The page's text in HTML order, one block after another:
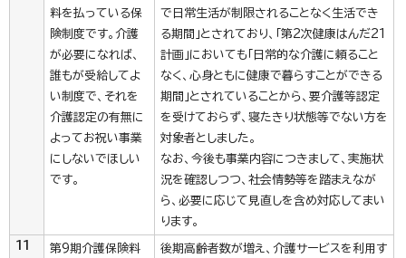
料を払っている保
険制度です。介護
が必要になれば、
誰もが受給してよ
い制度で、それを
介護認定の有無に
よってお祝い事業
にしないでほしい
です。
で日常生活が制限されることなく生活でき
る期間」とされており、「第2次健康はんだ21
計画」においても「日常的な介護に頼ること
なく、心身ともに健康で暮らすことができる
期間」とされていることから、要介護等認定
を受けておらず、寝たきり状態等でない方を
対象者としました。
なお、今後も事業内容につきまして、実施状
況を確認しつつ、社会情勢等を踏まえなが
ら、必要に応じて見直しを含め対応してまい
ります。
11
第9期介護保険料
後期高齢者数が増え、介護サービスを利用す